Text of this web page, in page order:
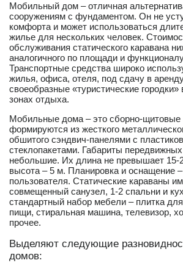
Мобильный дом – отличная
сооружениям с фундаментом. Он не
комфорта и может использоваться
жилье для нескольких человек.
обслуживания статического каравана
аналогичного по площади и
Транспортные средства широко
жилья, офиса, отеля, под сдачу в
своеобразные «туристические
зонах отдыха.
Мобильные дома – это сборно-щитовые
формируются из жесткого
обшитого сэндвич-панелями с
стеклопакетами. Габариты
небольшие. Их длина не превышает 15-
высота – 5 м. Планировка и оснащение
пользователя. Статические караваны
совмещенный санузел, 1-2 спальни и
стандартный набор мебели – плитка
пищи, стиральная машина, телевизор,
прочее.
Выделяют следующие
домов: